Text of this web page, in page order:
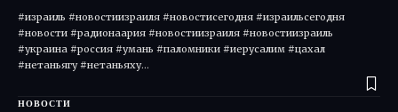
#израиль #новостиизраиля #новостисегодня #израильсегодня
#новости #радионаария #новостиизраиля #новостиизраиль
#украина #россия #умань #паломники #иерусалим #цахал
#нетаньягу #нетаньяху…
НОВОСТИ